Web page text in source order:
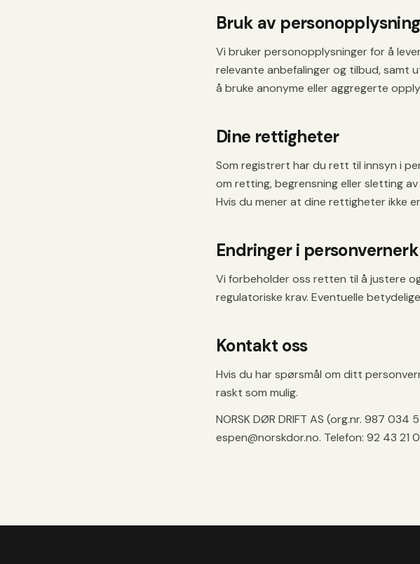
Bruk av
Vi bruker personopplysninger for å
relevante anbefalinger og tilbud, samt
å bruke anonyme eller aggregerte
Dine rettigheter
Som registrert har du rett til innsyn i
om retting, begrensning eller sletting
Hvis du mener at dine rettigheter ikke
Endringer i
Vi forbeholder oss retten til å justere
regulatoriske krav. Eventuelle
Kontakt oss
Hvis du har spørsmål om ditt
raskt som mulig.
NORSK DØR DRIFT AS (org.nr. 987
espen@norskdor.no. Telefon: 92 43 21